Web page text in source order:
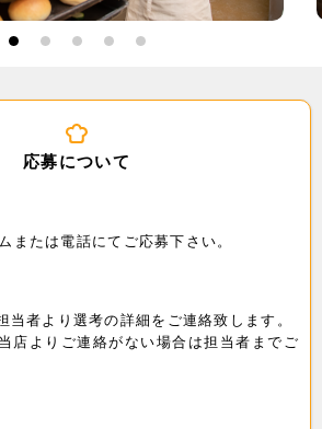
1 2 3 4 5
応募について
または電話にてご応募下さい。
当者より選考の詳細をご連絡致します。
店よりご連絡がない場合は担当者までご